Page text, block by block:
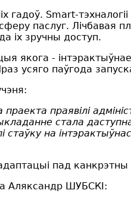
Smart-
паслуг.
іх зручны доступ.
якога -
усяго паўгода
праявілі
стала
на
пад канкрэтны
Аляксандр ШУБСКI: